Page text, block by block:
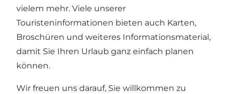
vielem mehr. Viele unserer
Touristeninformationen bieten auch Karten,
Broschüren und weiteres Informationsmaterial,
damit Sie Ihren Urlaub ganz einfach planen
können.
Wir freuen uns darauf, Sie willkommen zu